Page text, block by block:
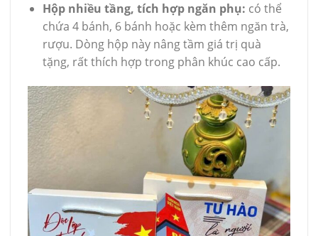
Hộp nhiều tầng, tích hợp ngăn phụ: có thể
chứa 4 bánh, 6 bánh hoặc kèm thêm ngăn trà,
rượu. Dòng hộp này nâng tầm giá trị quà
tặng, rất thích hợp trong phân khúc cao cấp.